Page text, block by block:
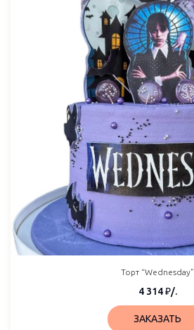
Торт “Wednesday”
4 314₽/.
ЗАКАЗАТЬ